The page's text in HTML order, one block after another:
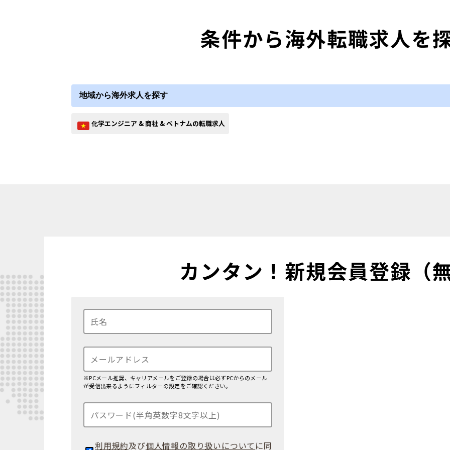
条件から海外転職求人を
地域から海外求人を探す
化学エンジニア & 商社 & ベトナムの転職求人
カンタン！ 新規会員登録（
※PCメール推奨、キャリアメールをご登録の場合は必ずPCからのメール
が受信出来るようにフィルターの設定をご確認ください。
利用規約及び個人情報の取り扱いについて に同